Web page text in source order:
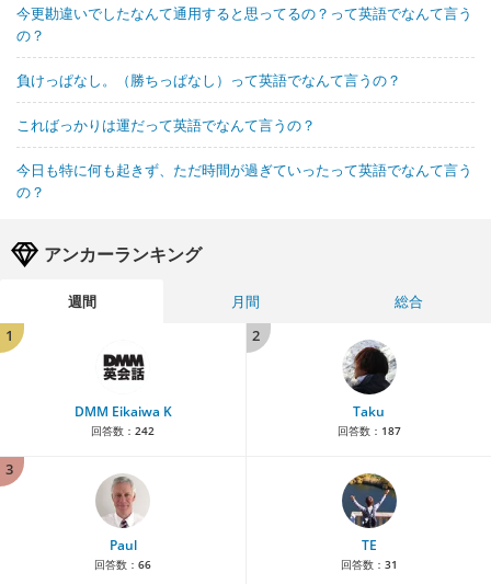
今更勘違いでしたなんて通用すると思ってるの？って英語でなんて言う
の？
負けっぱなし。（勝ちっぱなし）って英語でなんて言うの？
こればっかりは運だって英語でなんて言うの？
今日も特に何も起きず、ただ時間が過ぎていったって英語でなんて言う
の？
アンカーランキング
週間 月間
総合
1
DMM Eikaiwa K
回答数： 242
2
Taku
回答数： 187
3
Paul
回答数： 66
TE
回答数： 31